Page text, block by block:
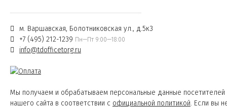
м. Варшавская, Болотниковская ул., д.5к3
+7 (495) 212-1239 Пн—Пт 9:00—18:00
info@tdofficetorg.ru
Мы получаем и обрабатываем персональные данные посетителей
нашего сайта в соответствии с официальной политикой. Если вы